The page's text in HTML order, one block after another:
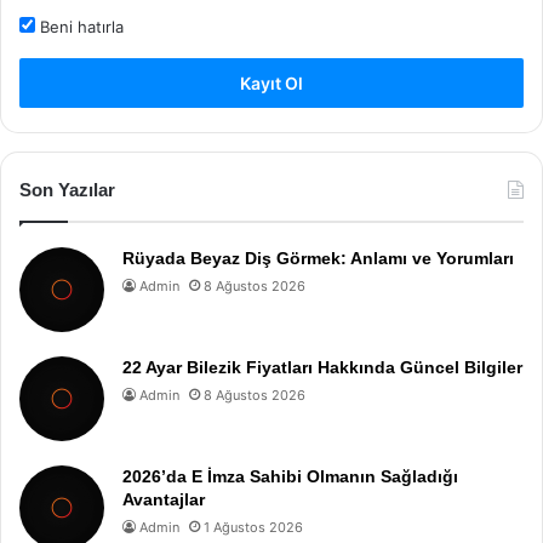
Beni hatırla
Kayıt Ol
Son Yazılar
Rüyada Beyaz Diş Görmek: Anlamı ve Yorumları
Admin 8 Ağustos 2026
22 Ayar Bilezik Fiyatları Hakkında Güncel Bilgiler
Admin 8 Ağustos 2026
2026’da E İmza Sahibi Olmanın Sağladığı
Avantajlar
Admin 1 Ağustos 2026